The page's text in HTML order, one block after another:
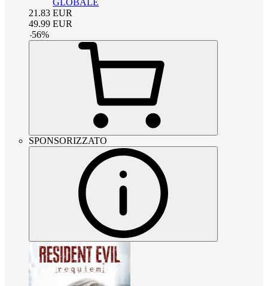
GLOBALE
21.83 EUR
49.99 EUR
-56%
SPONSORIZZATO